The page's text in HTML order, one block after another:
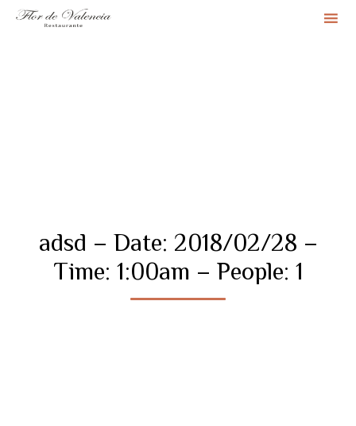
adsd – Date: 2018/02/28 –
Time: 1:00am – People: 1